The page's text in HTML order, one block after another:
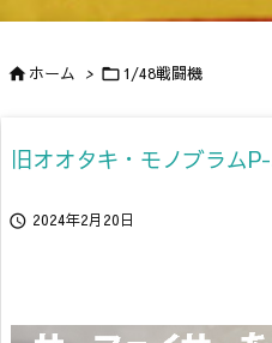
ホーム > 1/48戦闘機
旧オオタキ・モノブラム
 2024年2月20日